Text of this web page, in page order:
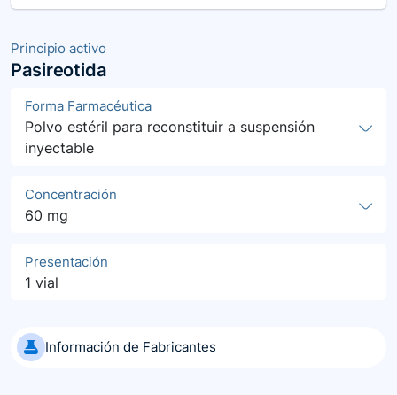
Principio activo
Pasireotida
Forma Farmacéutica
Polvo estéril para reconstituir a suspensión
inyectable
Concentración
60 mg
Presentación
1 vial
Información de Fabricantes